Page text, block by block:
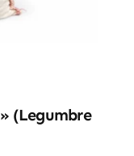
(Legumbre